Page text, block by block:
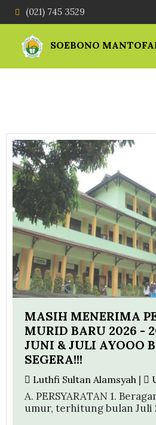
(021) 745 3529
SOEBONO
MASIH MENERIMA
MURID BARU 2026 -
JUNI & JULI AYOOO
SEGERA!!!
Luthfi Sultan Alamsyah |
A. PERSYARATAN 1.
umur, terhitung bulan Juli